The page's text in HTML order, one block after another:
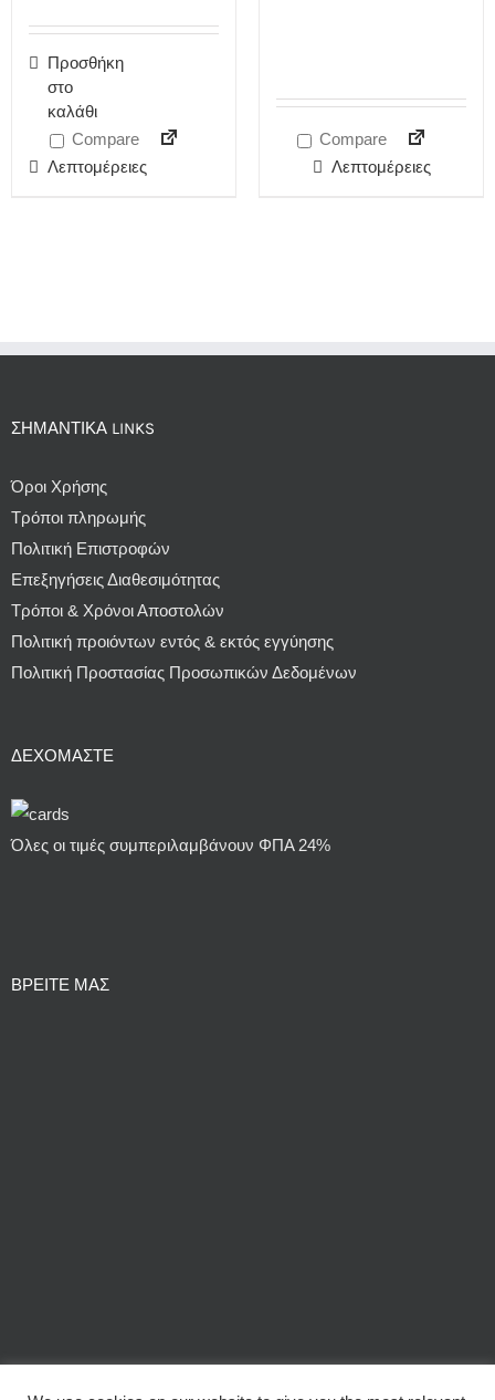
Προσθήκη
στο
καλάθι
Compare
Λεπτομέρειες
Compare
Λεπτομέρειες
ΣΗΜΑΝΤΙΚΆ LINKS
Όροι Χρήσης
Τρόποι πληρωμής
Πολιτική Επιστροφών
Επεξηγήσεις Διαθεσιμότητας
Τρόποι & Χρόνοι Αποστολών
Πολιτική προιόντων εντός & εκτός εγγύησης
Πολιτική Προστασίας Προσωπικών Δεδομένων
ΔΕΧΌΜΑΣΤΕ
Όλες οι τιμές συμπεριλαμβάνουν ΦΠΑ 24%
ΒΡΕΙΤΕ ΜΑΣ